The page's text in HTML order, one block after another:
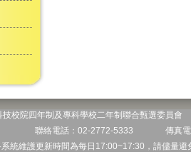
技校院四年制及專科學校二年制聯合甄選委員
聯絡電話：02-2772-5333 傳真
統維護更新時間為每日17:00~17:30，請儘量